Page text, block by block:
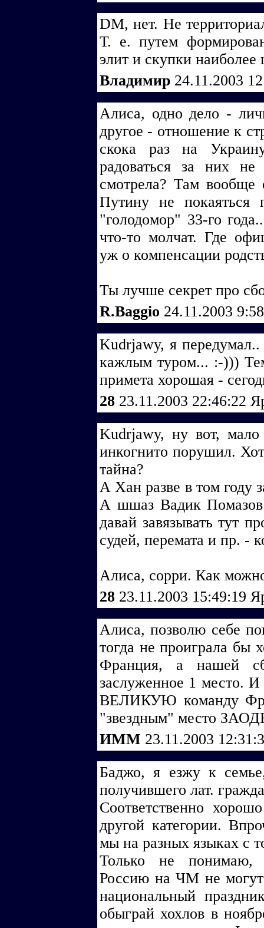
DM, нет. Не
Т. е. путем
элит и скупки наиболее
Владимир 24.11.2003
Алиса, одно дело -
другое - отношение к
скока раз на
радоваться за них
смотрела? Там
Путину не покаяться
"голодомор" 33-го
что-то молчат. Где
уж о компенсации
Ты лучше секрет про
R.Baggio 24.11.2003
Kudrjawy, я
кажлым туром... :-)))
примета хорошая -
28 23.11.2003 22:46:22
Kudrjawy, ну вот,
инкогнито порушил.
тайна?
А Хан разве в том году
А шшаз Вадик
давай завязывать тут
судей, перемата и пр. -
Алиса, сорри. Как
28 23.11.2003 15:49:19
Алиса, позволю себе
тогда не проиграла бы
Франция, а нашей
заслуженное 1 место. И
ВЕЛИКУЮ команду
"звездным" место
ИММ 23.11.2003
Баджо, я езжу к
получившего лат.
Соответственно
другой категории.
мы на разных языках с
Только не понимаю,
Россию на ЧМ не могут
национальный
обыграй хохлов в